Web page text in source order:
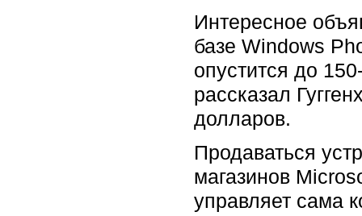
Интересное
базе Windows
опустится до
рассказал
долларов.
Продаваться
магазинов
управляет сама